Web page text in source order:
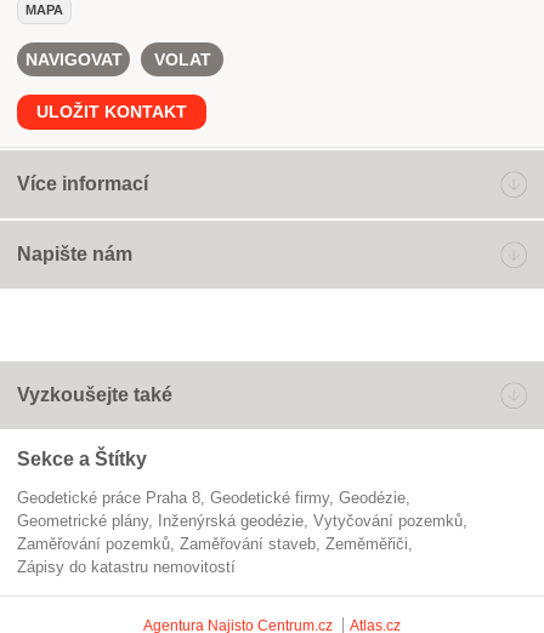
MAPA
NAVIGOVAT VOLAT
ULOŽIT KONTAKT
Více informací
Napište nám
Vyzkoušejte také
Sekce a Štítky
Geodetické práce Praha 8 geodetické firmy
geodézie
geometrické plány
inženýrská geodézie
vytyčování pozemků
zaměřování pozemků
zaměřování staveb
zeměměřiči
zápisy do katastru nemovitostí
Agentura Najisto Centrum.cz Atlas.cz